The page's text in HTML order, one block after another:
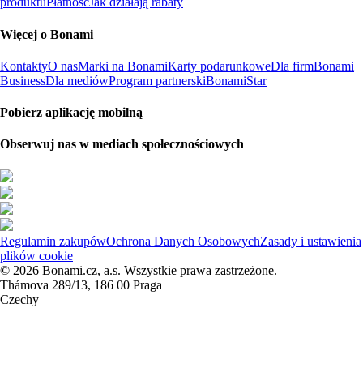
Więcej o Bonami
KontaktyO nasMarki na BonamiKarty podarunkoweDla firmBonami
BusinessDla mediówProgram partnerskiBonamiStar
Pobierz aplikację mobilną
Obserwuj nas w mediach społecznościowych
Regulamin zakupówOchrona Danych OsobowychZasady i ustawienia
plików cookie
© 2026 Bonami.cz, a.s. Wszystkie prawa zastrzeżone.
Thámova 289/13, 186 00 Praga
Czechy